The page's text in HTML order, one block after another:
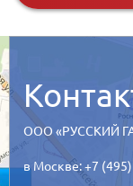
ООО «РУССКИЙ
в Москве: +7